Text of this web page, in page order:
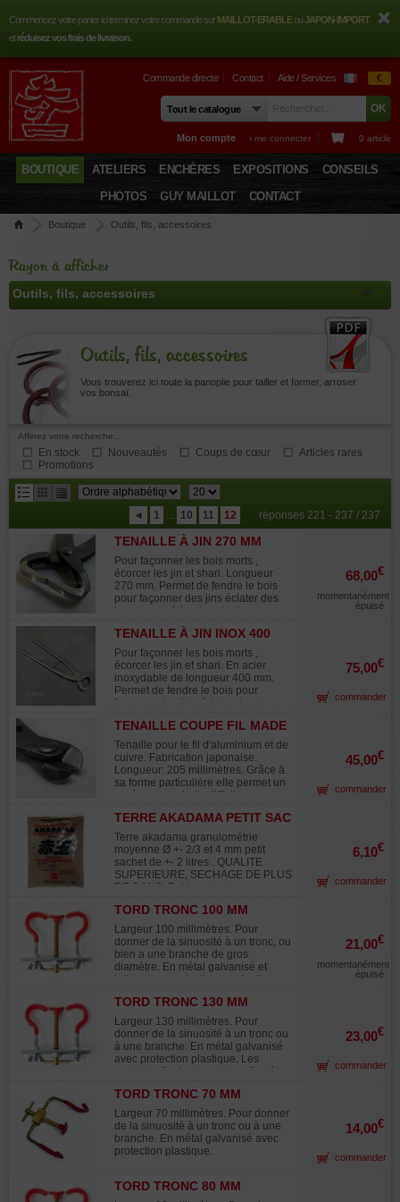
Commencez votre panier ici terminez votre commande surMAILLOT-ERABLEouJAPON-IMPORT
etréduisez vos frais de livraison.
Commande directe Contact Aide / Services €
Mon compte › me connecter 0 article
BOUTIQUE ATELIERS ENCHÈRES EXPOSITIONS
CONSEILS
PHOTOS
GUY MAILLOT CONTACT
Boutique Outils, fils, accessoires
Rayon à afficher
Outils, fils, accessoires
Vous trouverez ici toute la panoplie pour tailler et former, arroser
vos bonsaï.
Affinez votre recherche...
En stock Nouveautés Coups de cœur
Articles rares
Promotions
résultats
par
page
◄ 1 ... 10 11 12 réponses 221 - 237 / 237
TENAILLE À JIN 270 MM
Pour façonner les bois morts ,
écorcer les jin et shari. Longueur
270 mm. Permet de fendre le bois
pour façonner des jins éclater des
troncs pour faire des sharis.
68,00€
momentanément
épuisé
TENAILLE À JIN INOX 400
MM
Pour façonner les bois morts ,
écorcer les jin et shari. En acier
inoxydable de longueur 400 mm.
Permet de fendre le bois pour
façonner des jins éclater des troncs
la mâchoire de 45 mm. Largeur de la
partie tranchante d +-20 mm. Outil
extrêmement robuste pour gros
travaux avec une butée entre les
deux manches. Bonne prise en main
grâce au diamètre du manche.
75,00€
commander
TENAILLE COUPE FIL MADE
IN JAPAN 205 MM.
Tenaille pour le fil d'aluminium et de
cuivre. Fabrication japonaise.
Longueur: 205 millimètres. Grâce à
sa forme particulière elle permet un
accès aux endroits difficile, avec sa
Poignées ergonomiques. Les pinces
japonaises sont conçues pour la
coupe de fil de diamètre de 3 mm
maximum, leur usage pour du fil de
fer n'est pas adapté.
45,00€
commander
TERRE AKADAMA PETIT SAC
GRAIN NORMAL
Terre akadama granulométrie
moyenne Ø +- 2/3 et 4 mm petit
sachet de +- 2 litres . QUALITE
SUPERIEURE, SECHAGE DE PLUS
DE 2 ANS. Poids selon taux
utilisation pure ou avec adjonction
de graviers , sable à gros grains,
terre de kanuma pour les acers,
mais pas de terreaux .Pour la culture
de tous les conifères et caduques
(sauf azalées et rhododendrons
naturelle d'origine volcanique
certaines régions du Japon . Ses
principales qualité sont le drainage
et l'aération des racines
indispensable, à la bonne
Par contre cette terre n'est pas
nutritive aussi faut'il fertiliser
copieusement par exemple avec les
produits organiques Biogold. Les
tarifs des transports tel la poste
ayant beaucoup augmentés depuis
lourd. Merci de votre
6,10€
commander
TORD TRONC 100 MM
Largeur 100 millimètres. Pour
donner de la sinuosité à un tronc, ou
bien a une branche de gros
diamètre. En métal galvanisé et
laiton avec protection en plastique.
21,00€
momentanément
épuisé
TORD TRONC 130 MM
Largeur 130 millimètres. Pour
donner de la sinuosité à un tronc ou
à une branche. En métal galvanisé
avec protection plastique. Les
crochets d'arrimage ont un diamètre
23,00€
commander
TORD TRONC 70 MM
Largeur 70 millimètres. Pour donner
de la sinuosité à un tronc ou à une
branche. En métal galvanisé avec
protection plastique.
14,00€
commander
TORD TRONC 80 MM